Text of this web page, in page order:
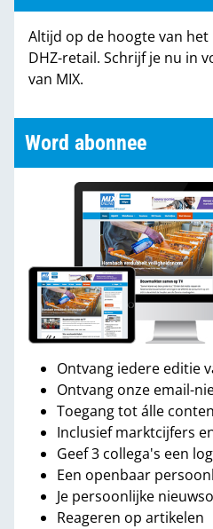
Partners
Altijd op de hoogte van
DHZ-retail. Schrijf je nu in
van MIX.
Word abonnee
Ontvang iedere editie
Ontvang onze email-
Toegang tot álle
Inclusief marktcijfers
Geef 3 collega's een
Een openbaar
Je persoonlijke
Reageren op artikelen